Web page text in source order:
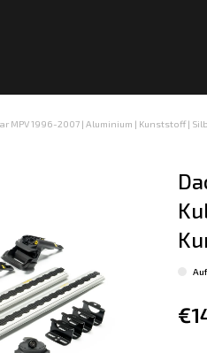
MPV 1996-2007 | Aluminium | Kunststoff |